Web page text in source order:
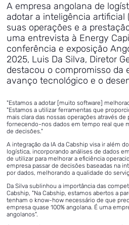
A empresa angolana de
adotar a inteligência artificial
suas operações e a
uma entrevista à Energy
conferência e exposição
2025, Luis Da Silva, Diretor
destacou o compromisso da
avanço tecnológico e o
"Estamos a adotar [muito software]
"Estamos a utilizar ferramentas que
mais clara das nossas operações através
fornecendo-nos dados em tempo real que
de decisões."
A integração da IA da Cabship visa ir além
logística, incorporando análises de dados
de utilizar para melhorar a eficiência
empresa passar de decisões baseadas na
por dados, melhorando a qualidade do
Da Silva sublinhou a importância das
Cabship, "Na Cabship, estamos abertos a
tenham o know-how necessário de que
empresa quase 100% angolana. É uma
angolanos".